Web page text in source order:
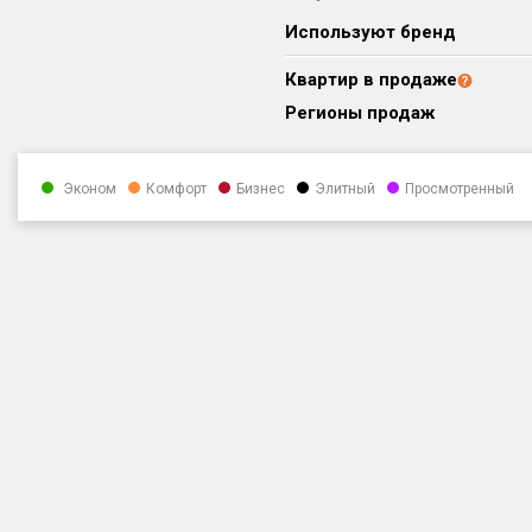
Используют бренд
Квартир в продаже
Регионы продаж
Эконом Комфорт Бизнес Элитный Просмотренный